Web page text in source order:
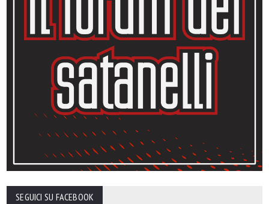
SEGUICI SU FACEBOOK